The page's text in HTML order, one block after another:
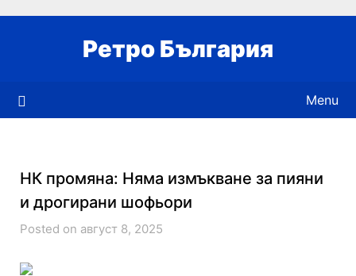
Ретро България
Menu
НК промяна: Няма измъкване за пияни
и дрогирани шофьори
Posted on август 8, 2025